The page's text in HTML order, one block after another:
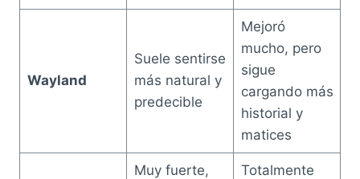
Wayland
Suele sentirse
más natural y
predecible
Mejoró
mucho, pero
sigue
cargando más
historial y
matices
Muy fuerte,
Totalmente